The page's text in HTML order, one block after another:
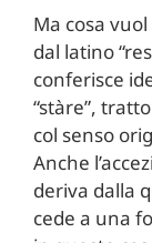
Ma cosa
dal latino
conferisce
“stàre”,
col senso
Anche
deriva dalla
cede a una